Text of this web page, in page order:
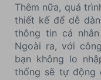
Thêm nữa, quá
thiết kế để dễ
thông tin cá
Ngoài ra, với
bạn không lo
thống sẽ tự động